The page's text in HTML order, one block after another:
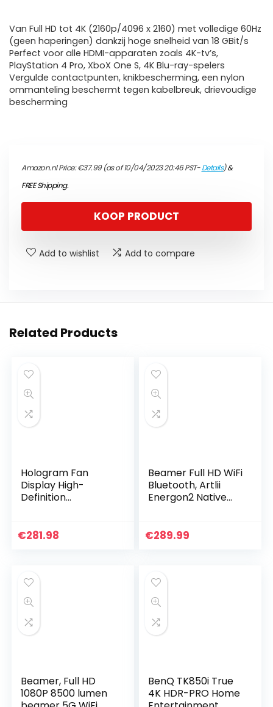
Van Full HD tot 4K (2160p/4096 x 2160) met volledige 60Hz
(geen haperingen) dankzij hoge snelheid van 18 GBit/s
Perfect voor alle HDMI-apparaten zoals 4K-tv’s,
PlayStation 4 Pro, XboX One S, 4K Blu-ray-spelers
Vergulde contactpunten, knikbescherming, een nylon
ommanteling beschermt tegen kabelbreuk, drievoudige
bescherming
Amazon.nl Price:€37.99(as of 10/04/2023 20:46 PST-Details)&
FREE Shipping.
KOOP PRODUCT
Add to wishlist Add to compare
Related Products
Hologram Fan
Display High-
Definition
Projection
€281.98
Beamer Full HD WiFi
Bluetooth, Artlii
Energon2 Native
/ 5.0G WiFi, Max
Compatibel met
iOS, Android, TV
Stick, PS4, X-Box,
Laptop,
Smartphone
€289.99
Beamer, Full HD
1080P 8500 lumen
BenQ TK850i True
4K HDR-PRO Home